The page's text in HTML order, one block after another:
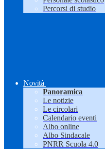
Percorsi di studio
Novità
Panoramica
Le notizie
Le circolari
Calendario eventi
Albo online
Albo Sindacale
PNRR Scuola 4.0